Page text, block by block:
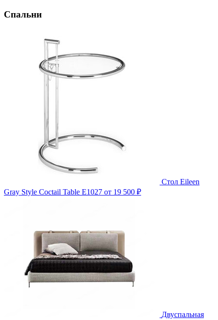
Спальни
Стол Eileen
Gray Style Coctail Table E1027 от 19 500 ₽
Двуспальная